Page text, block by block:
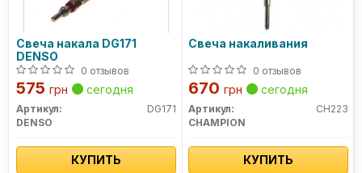
Свеча накала DG171
DENSO
0 отзывов
575 грн сегодня
Артикул:
DG171
DENSO
КУПИТЬ
Свеча накаливания
0 отзывов
670 грн сегодня
Артикул:
CH223
CHAMPION
КУПИТЬ